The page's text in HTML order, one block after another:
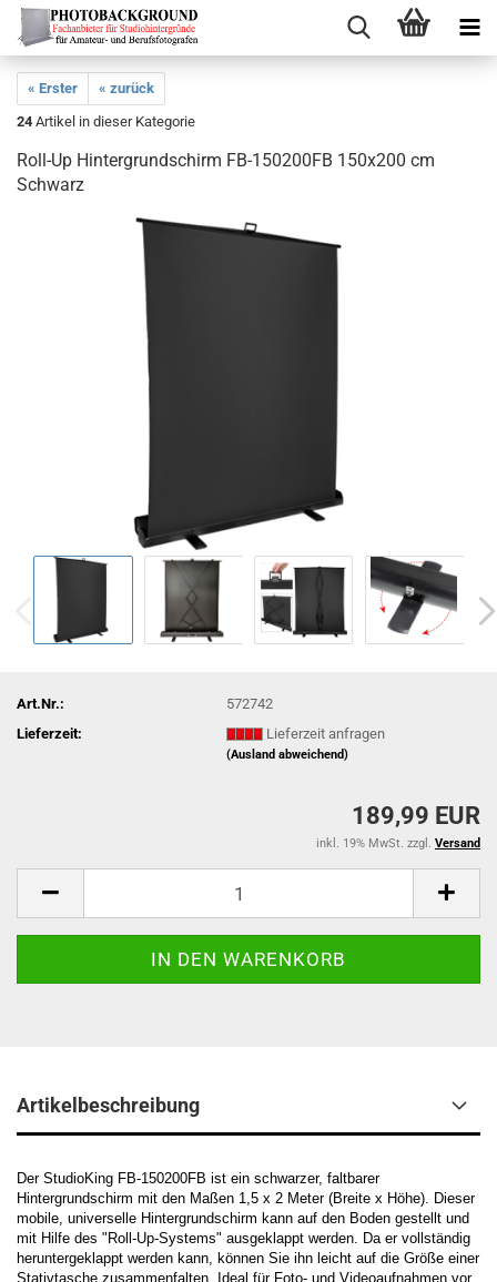
« Erster
« zurück
24 Artikel in dieser Kategorie
Roll-Up Hintergrundschirm FB-150200FB 150x200 cm
Schwarz
Art.Nr.:
572742
Lieferzeit:
Lieferzeit anfragen
(Ausland abweichend)
189,99 EUR
inkl. 19% MwSt. zzgl. Versand
Artikelbeschreibung
Der StudioKing FB-150200FB ist ein schwarzer, faltbarer
Hintergrundschirm mit den Maßen 1,5 x 2 Meter (Breite x Höhe). Dieser
mobile, universelle Hintergrundschirm kann auf den Boden gestellt und
mit Hilfe des "Roll-Up-Systems" ausgeklappt werden. Da er vollständig
heruntergeklappt werden kann, können Sie ihn leicht auf die Größe einer
Stativtasche zusammenfalten. Ideal für Foto- und Videoaufnahmen vor